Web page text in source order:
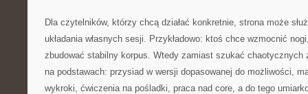
Dla czytelników, którzy chcą działać konkretnie, strona może
układania własnych sesji. Przykładowo: ktoś chce wzmocnić
zbudować stabilny korpus. Wtedy zamiast szukać chaotycznych
na podstawach: przysiad w wersji dopasowanej do możliwości,
wykroki, ćwiczenia na pośladki, praca nad core, a do tego